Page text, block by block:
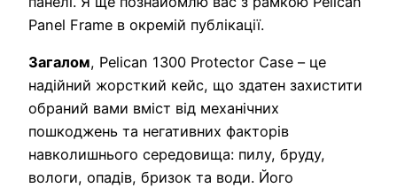
Panel Frame в окремій публікації.
Загалом, Pelican 1300 Protector Case – це
надійний жорсткий кейс, що здатен захистити
обраний вами вміст від механічних
пошкоджень та негативних факторів
навколишнього середовища: пилу, бруду,
вологи, опадів, бризок та води. Його